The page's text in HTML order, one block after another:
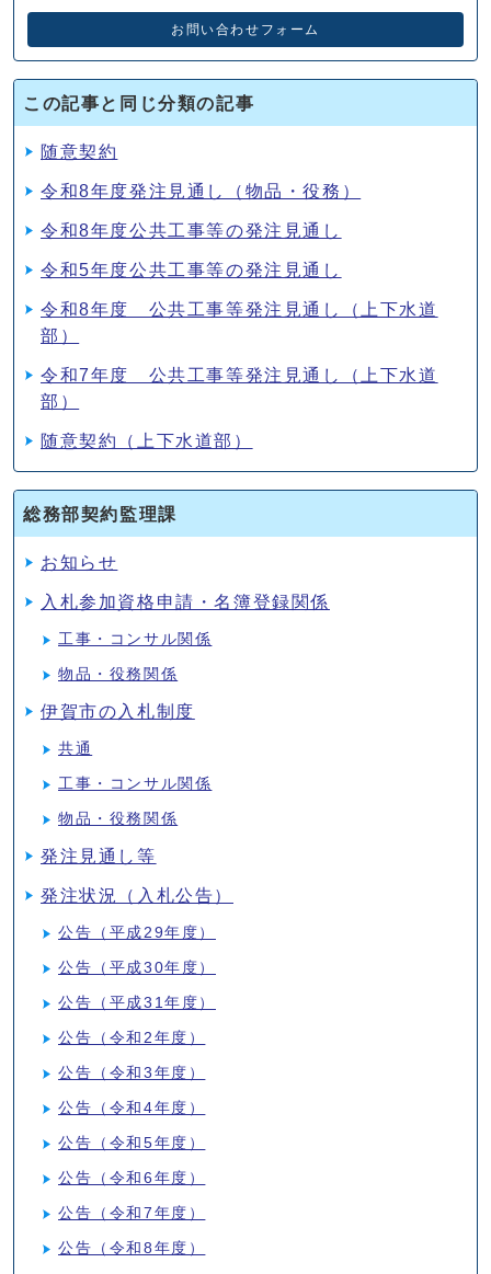
お問い合わせフォーム
この記事と同じ分類の記事
随意契約
令和8年度発注見通し（物品・役務）
令和8年度公共工事等の発注見通し
令和5年度公共工事等の発注見通し
令和8年度 公共工事等発注見通し（上下水道
部）
令和7年度 公共工事等発注見通し（上下水道
部）
随意契約（上下水道部）
総務部契約監理課
お知らせ
入札参加資格申請・名簿登録関係
工事・コンサル関係
物品・役務関係
伊賀市の入札制度
共通
工事・コンサル関係
物品・役務関係
発注見通し等
発注状況（入札公告）
公告（平成29年度）
公告（平成30年度）
公告（平成31年度）
公告（令和2年度）
公告（令和3年度）
公告（令和4年度）
公告（令和5年度）
公告（令和6年度）
公告（令和7年度）
公告（令和8年度）